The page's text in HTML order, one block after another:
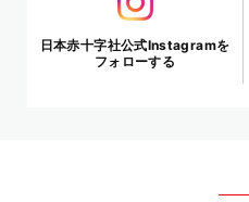
日本赤十字社公式Instagramを
フォローする